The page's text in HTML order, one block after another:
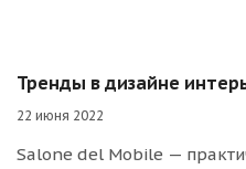
Тренды в дизайне
22 июня 2022
Salone del Mobile —